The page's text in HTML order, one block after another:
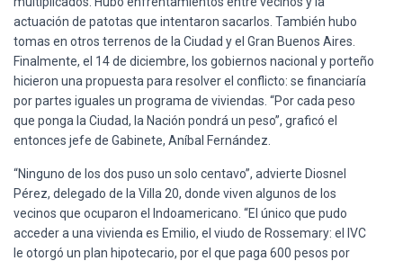
actuación de patotas que intentaron sacarlos. También hubo
tomas en otros terrenos de la Ciudad y el Gran Buenos Aires.
Finalmente, el 14 de diciembre, los gobiernos nacional y porteño
hicieron una propuesta para resolver el conflicto: se financiaría
por partes iguales un programa de viviendas. “Por cada peso
que ponga la Ciudad, la Nación pondrá un peso”, graficó el
entonces jefe de Gabinete, Aníbal Fernández.
“Ninguno de los dos puso un solo centavo”, advierte Diosnel
Pérez, delegado de la Villa 20, donde viven algunos de los
vecinos que ocuparon el Indoamericano. “El único que pudo
acceder a una vivienda es Emilio, el viudo de Rossemary: el IVC
le otorgó un plan hipotecario, por el que paga 600 pesos por